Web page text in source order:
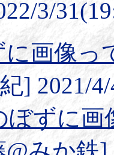
3/
に画像っ
] 2021/
ぼずに